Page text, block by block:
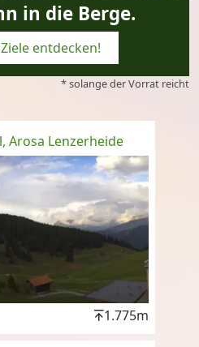
in die Berge.
entdecken!
* solange der Vorrat reicht
Arosa Lenzerheide
1.775m